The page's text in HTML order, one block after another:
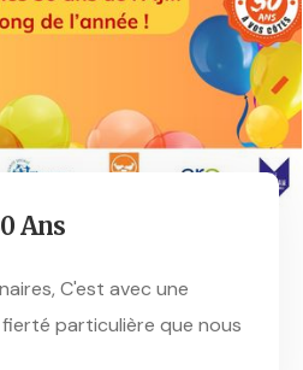
Ans
C'est avec une
particulière que nous